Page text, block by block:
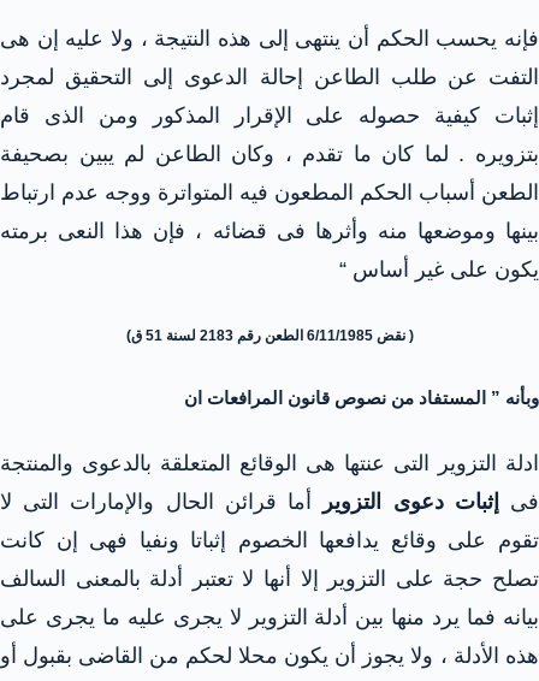
فإنه يحسب الحكم أن ينتهى إلى هذه النتيجة ، ولا عليه إن هى
التفت عن طلب الطاعن إحالة الدعوى إلى التحقيق لمجرد
إثبات كيفية حصوله على الإقرار المذكور ومن الذى قام
بتزويره . لما كان ما تقدم ، وكان الطاعن لم يبين بصحيفة
الطعن أسباب الحكم المطعون فيه المتواترة ووجه عدم ارتباط
بينها وموضعها منه وأثرها فى قضائه ، فإن هذا النعى برمته
يكون على غير أساس “
( نقض 6/11/1985 الطعن رقم 2183 لسنة 51 ق)
وبأنه ” المستفاد من نصوص قانون المرافعات ان
ادلة التزوير التى عنتها هى الوقائع المتعلقة بالدعوى والمنتجة
فى
إثبات دعوى التزوير
أما قرائن الحال والإمارات التى لا
تقوم على وقائع يدافعها الخصوم إثباتا ونفيا فهى إن كانت
تصلح حجة على التزوير إلا أنها لا تعتبر أدلة بالمعنى السالف
بيانه فما يرد منها بين أدلة التزوير لا يجرى عليه ما يجرى على
هذه الأدلة ، ولا يجوز أن يكون محلا لحكم من القاضى بقبول أو